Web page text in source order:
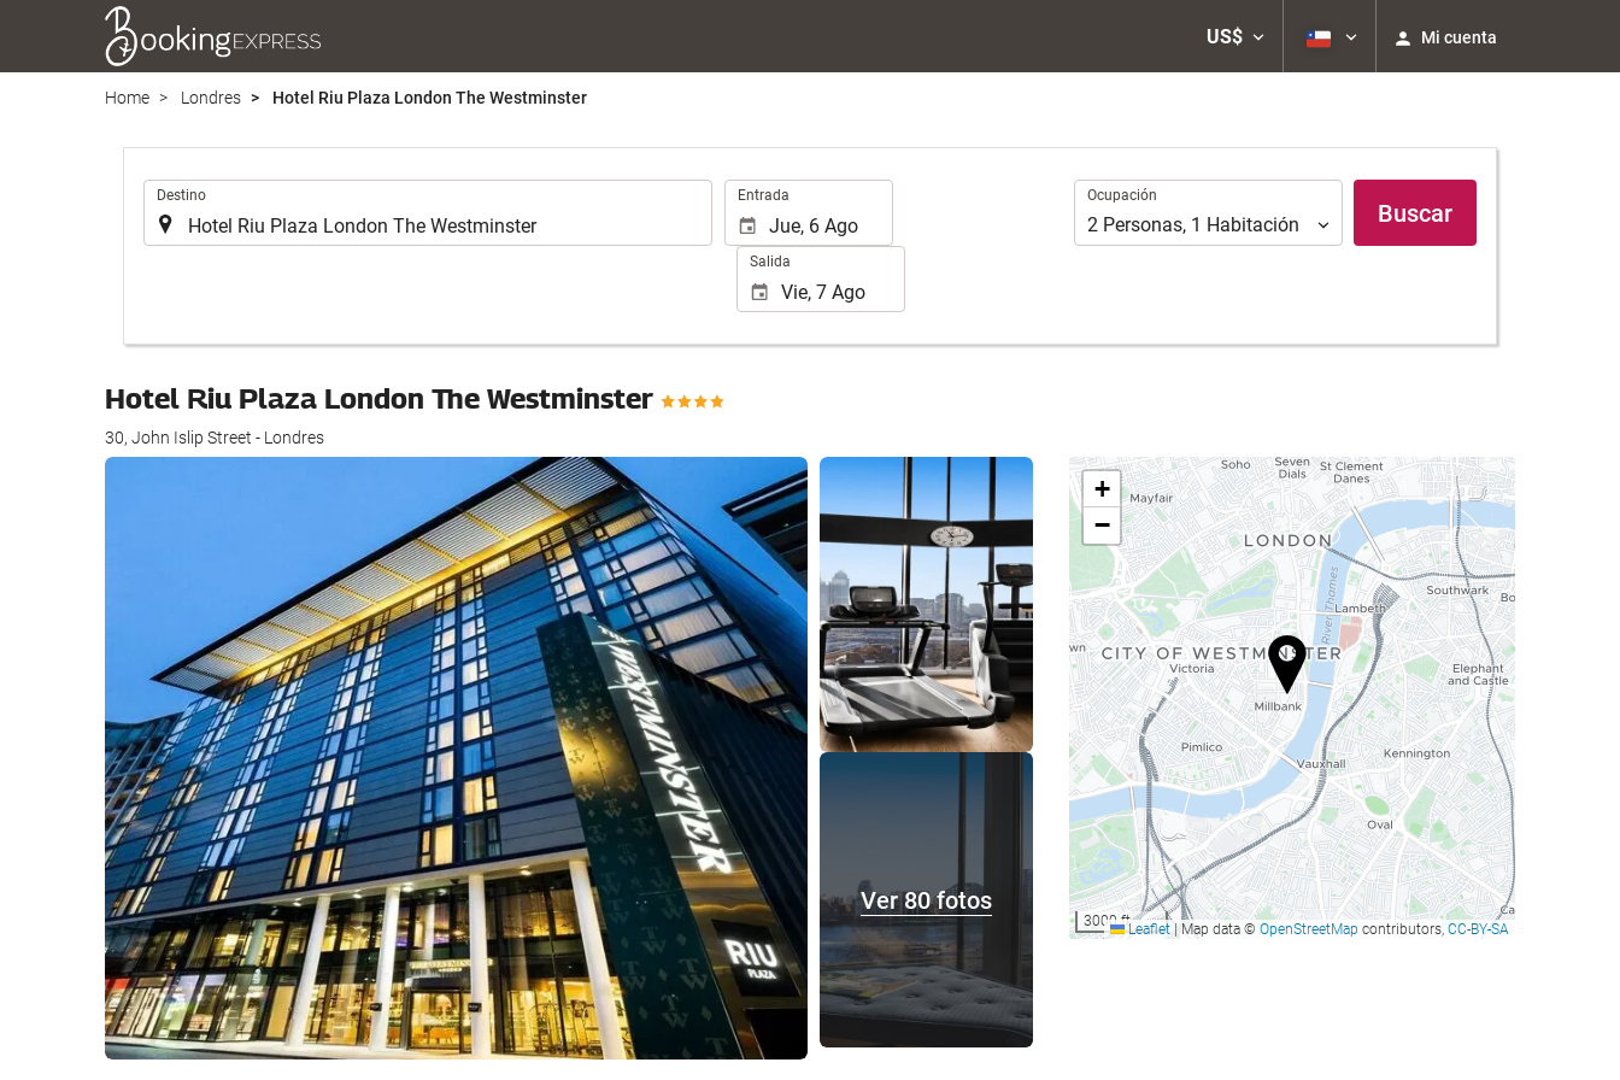
US$ Mi cuenta
Home Londres Hotel Riu Plaza London The Westminster
Destino Entrada
Salida
Ocupación
Ocupación
2 Personas, 1 Habitación Buscar
Hotel Riu Plaza London The Westminster
30, John Islip Street - Londres
Ver 80 fotos
Ver 80 fotos
+
−
3000 ftLeaflet Map data © OpenStreetMap contributors, CC-BY-SA